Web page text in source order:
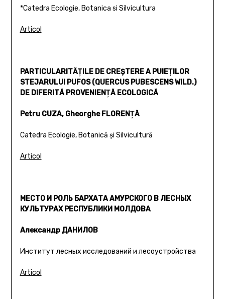
*Catedra Ecologie, Botanica si Silvicultura
Articol
PARTICULARITĂŢILE DE CREŞTERE A PUIEŢILOR
STEJARULUI PUFOS (QUERCUS PUBESCENS WILD.)
DE DIFERITĂ PROVENIENŢĂ ECOLOGICĂ
Petru CUZA, Gheorghe FLORENŢĂ
Catedra Ecologie, Botanică şi Silvicultură
Articol
МЕСТО И РОЛЬ БАРХАТА АМУРСКОГО В ЛЕСНЫХ
КУЛЬТУРАХ РЕСПУБЛИКИ МОЛДОВА
Александр ДАНИЛОВ
Институт лесных исследований и лесоустройства
Articol